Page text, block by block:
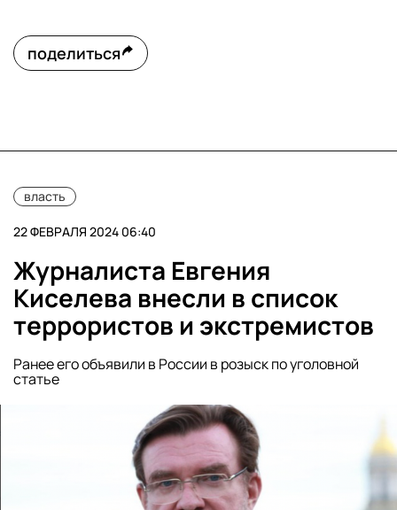
поделиться
власть
22 ФЕВРАЛЯ 2024 06:40
Журналиста Евгения
Киселева внесли в список
террористов и экстремистов
Ранее его объявили в России в розыск по уголовной
статье